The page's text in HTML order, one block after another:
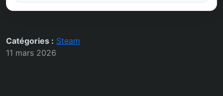
Catégories : Steam
11 mars 2026